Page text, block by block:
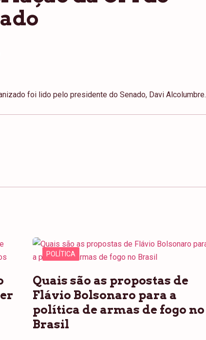
foi lido pelo presidente do Senado, Davi Alcolumbre.
POLÍTICA
Quais são as propostas de
Flávio Bolsonaro para a
política de armas de fogo no
Brasil